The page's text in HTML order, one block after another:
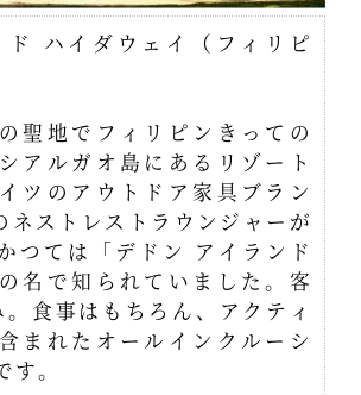
ド ハイダウェイ（フィリピ
聖地でフィリピンきっての
アルガオ島にあるリゾート
ツのアウトドア家具ブラン
ネストレストラウンジャーが
つては「デドン アイランド
名で知られていました。客
食事はもちろん、アクティ
まれたオールインクルーシ
。